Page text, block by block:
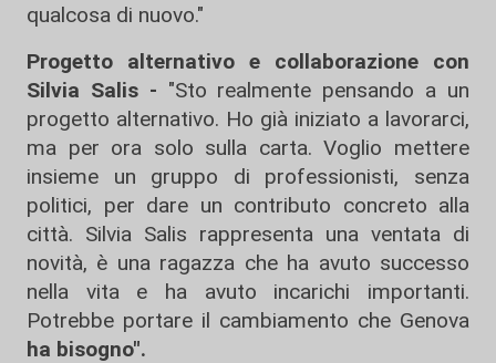
qualcosa di nuovo."
Progetto alternativo e collaborazione con
Silvia Salis - "Sto realmente pensando a un
progetto alternativo. Ho già iniziato a lavorarci,
ma per ora solo sulla carta. Voglio mettere
insieme un gruppo di professionisti, senza
politici, per dare un contributo concreto alla
città. Silvia Salis rappresenta una ventata di
novità, è una ragazza che ha avuto successo
nella vita e ha avuto incarichi importanti.
Potrebbe portare il cambiamento che Genova
ha bisogno".